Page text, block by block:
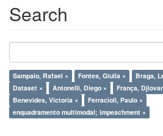
Search
Sampaio, Rafael × Fontes, Giulia × Braga,
Dataset ×
Antonelli, Diego × França,
Benevides, Victoria ×
Ferracioli, Paulo ×
enquadramento multimodal; impeachment ×